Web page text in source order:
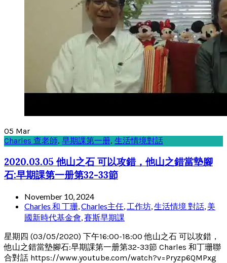
05 Mar
Charles 查老師, 早期課第一册, 生活情境對話
2020.03.05 他山之石 可以攻錯，他山之錯當墊腳
石:早期課第一册第32-33節
November 10, 2024
Charles 和 丁珊,Charles主任, 工作坊,生活情境 對話, 美
國新時代基金會,賽斯早期課
星期四 (03/05/2020) 下午16:00-18:00 他山之石 可以攻錯，
他山之錯當墊腳石:早期課第一册第32-33節 Charles 和丁珊聯
合對話 https://www.youtube.com/watch?v=Pryzp6QMPxg